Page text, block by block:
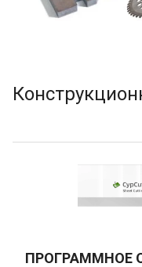
ПРОГРАММНОЕ